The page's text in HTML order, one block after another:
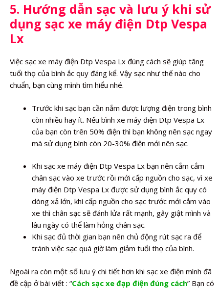
5. Hướng dẫn sạc và lưu ý khi sử
dụng sạc xe máy điện Dtp Vespa
Lx
Việc sạc xe máy điện Dtp Vespa Lx đúng cách sẽ giúp tăng
tuổi thọ của bình ắc quy đáng kể. Vậy sạc như thế nào cho
chuẩn, bạn cùng mình tìm hiểu nhé.
Trước khi sạc bạn cần nắm được lượng điện trong bình
còn nhiều hay ít. Nếu bình xe máy điện Dtp Vespa Lx
của bạn còn trên 50% điện thì bạn không nên sạc ngay
mà sử dụng bình còn 20-30% điện mới nên sạc.
Khi sạc xe máy điện Dtp Vespa Lx bạn nên cắm cắm
chân sạc vào xe trước rồi mới cấp nguồn cho sạc, vì xe
máy điện Dtp Vespa Lx được sử dụng bình ắc quy có
dòng xả lớn, khi cấp nguồn cho sạc trước mới cắm vào
xe thì chân sạc sẽ đánh lửa rất mạnh, gây giật mình và
lâu ngày có thể làm hỏng chân sạc.
Khi sạc đủ thời gian bạn nên chủ động rút sạc ra để
tránh việc sạc quá giờ làm giảm tuổi thọ của bình.
Ngoài ra còn một số lưu ý chi tiết hơn khi sạc xe điện mình đã
đề cập ở bài viết : “Cách sạc xe đạp điện đúng cách” Bạn có